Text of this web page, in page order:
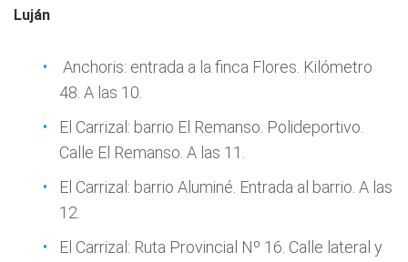
Luján
Anchoris: entrada a la finca Flores. Kilómetro
48. A las 10.
El Carrizal: barrio El Remanso. Polideportivo.
Calle El Remanso. A las 11.
El Carrizal: barrio Aluminé. Entrada al barrio. A las
12.
El Carrizal: Ruta Provincial Nº 16. Calle lateral y